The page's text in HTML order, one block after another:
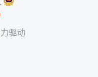
驱动